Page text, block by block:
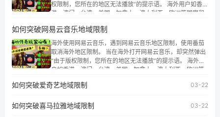
权限制，您所在的地区无法播放”的提示语。 海外用户如香
港、澳门、台湾、美国、加拿大、澳大利亚、欧洲等国家和
权限制问题，且仅能在中国大陆地区播放。 遇到这个问题的
朋友们，使用番茄回国加速器，即可解决「海外用户收听腾
讯视频地区版权限制」的问题，无论人在香港、澳门、台
湾、美国、加拿大、澳大利亚、欧洲等国家和地区工作、留
学、定居等，都可以使用，不再因地区和版权限制所困扰。
如何突破网易云音乐地域限制
海外使用网易云音乐，遇到网易云音乐地区限制，使用番茄
取消海外地区限制。 当在海外打开网易云音乐，却突然弹出
“由于版权限制，您所在的地区无法播放”的提示语。 海外用
户如香港、澳门、台湾、美国、加拿大、澳大利亚、欧洲等
地区及版权限制问题，且仅能在中国大陆地区播放。 遇到这
户收听网易云音乐地区版权限制」的问题，无论人在香港、
如何突破爱奇艺地域限制 03-22
如何突破喜马拉雅地域限制 03-22